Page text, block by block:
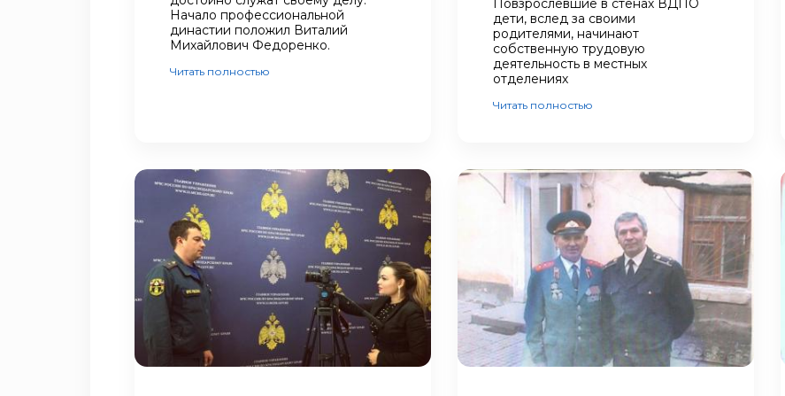
Начало профессиональной
династии положил Виталий
Михайлович Федоренко.
Читать полностью
Повзрослевшие в стенах ВДПО
дети, вслед за своими
родителями, начинают
собственную трудовую
деятельность в местных
отделениях
Читать полностью